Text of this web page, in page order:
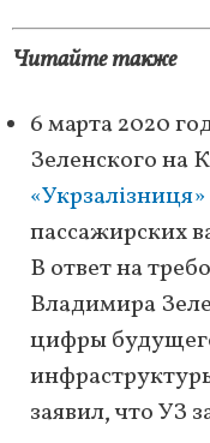
Читайте также
6 марта 2020
Зеленского на
пассажирских
В ответ на
Владимира
цифры
заявил, что УЗ